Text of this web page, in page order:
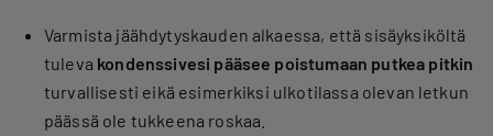
Varmista jäähdytyskauden alkaessa, että sisäyksiköltä
tuleva kondenssivesi pääsee poistumaan putkea pitkin
turvallisesti eikä esimerkiksi ulkotilassa olevan letkun
päässä ole tukkeena roskaa.